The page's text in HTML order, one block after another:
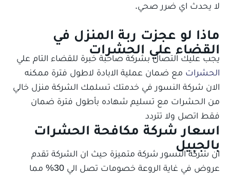
لا يحدث اي ضرر صحي.
ماذا لو عجزت ربة المنزل في
القضاء علي الحشرات
يجب عليك التصال بشركة صاحبة خبرة للقضاء التام علي
الحشرات مع ضمان عملية الابادة لاطول فترة ممكنه
الان شركة النسور في خدمتك تسلمك الشركة منزل خالي
من الحشرات مع تسليم شهاده بأطول فترة ضمان
فقط اتصل ولا تتردد
اسعار شركة مكافحة الحشرات
بالجبيل
ان شركة النسور شركة متميزة حيث ان الشركة تقدم
عروض في غاية الروعة خصومات تصل الي 30% مما